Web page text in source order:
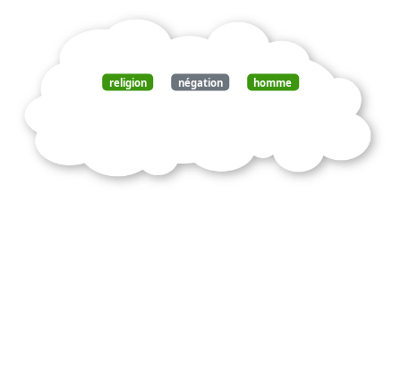
religion négation homme